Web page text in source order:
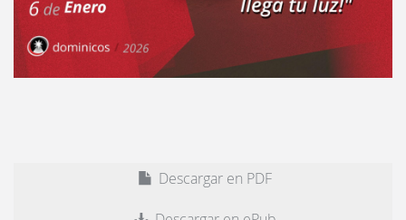
Descargar en PDF